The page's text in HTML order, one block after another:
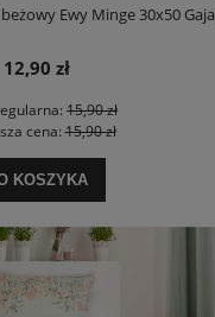
Ewy Minge 30x50 Gaja
12,90 zł
15,90 zł
cena:15,90 zł
KOSZYKA